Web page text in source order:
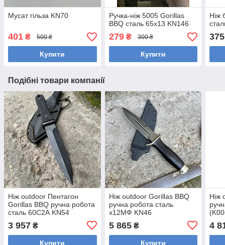
Мусат гільза KN70
401 ₴ 500 ₴
Купити
Ручка-ніж 5005 Gorillas
BBQ сталь 65х13 KN146
279₴ 300 ₴
Купити
Ніж
375
Подібні товари компанії
Ніж outdoor Пентагон
Gorillas BBQ ручна робота
сталь 60С2А KN54
3 957 ₴
Купити
Ніж outdoor Gorillas BBQ
ручна робота сталь
х12МФ KN46
5 865₴
Купити
Ніж
4